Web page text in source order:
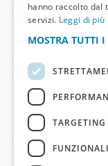
hanno raccolto dal
servizi. Leggi di più
MOSTRA TUTTI I
TARGETING